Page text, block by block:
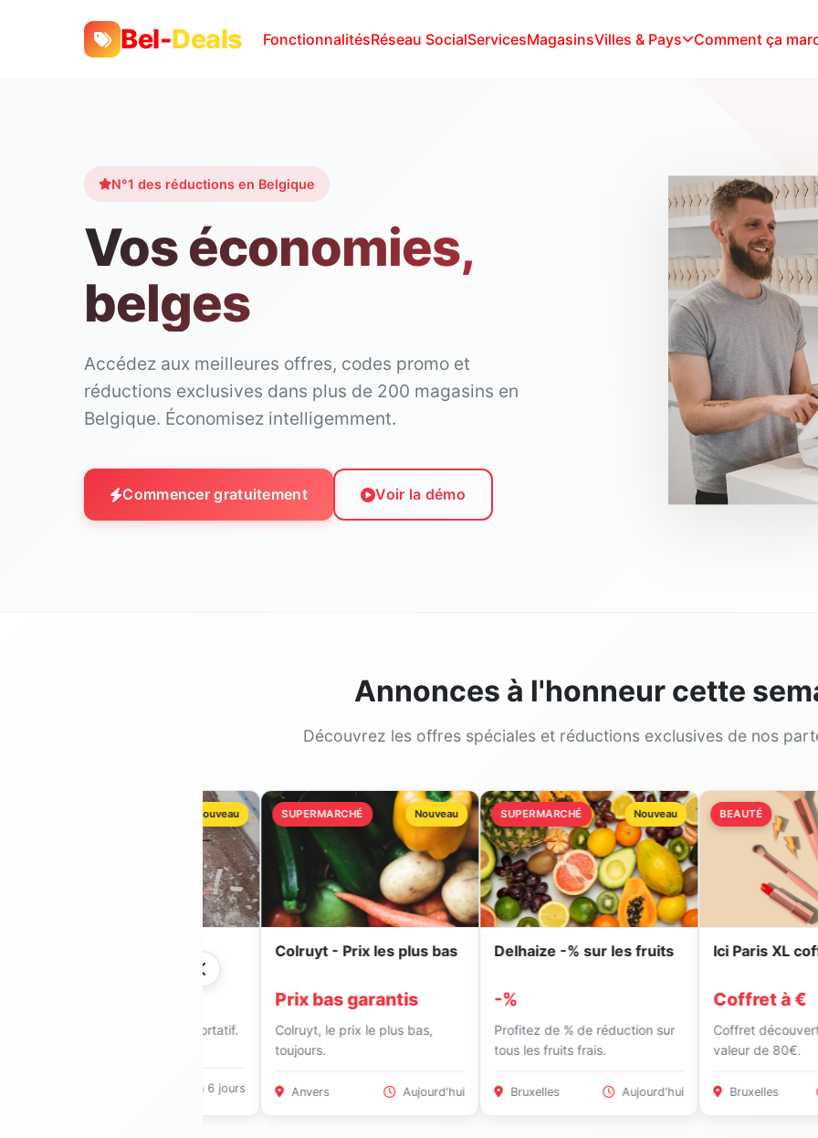
Bel-Deals FonctionnalitésRéseau SocialServicesMagasinsVilles & Pays Comment ça
N°1 des réductions en Belgique
Vos économies,
belges
Accédez aux meilleures offres, codes promo et
réductions exclusives dans plus de 200 magasins en
Belgique. Économisez intelligemment.
Commencer gratuitement Voir la démo
Annonces à l'honneur cette
Découvrez les offres spéciales et réductions exclusives de nos
SUPERMARCHÉ Nouveau
Colruyt - Prix les plus bas
Prix bas garantis
Colruyt, le prix le plus bas,
toujours.
Anvers Aujourd'hui
SUPERMARCHÉ Nouveau
Delhaize -% sur les fruits
Profitez de % de réduction sur
tous les fruits frais.
Bruxelles Aujourd'hui
BEAUTÉ
Ici Paris XL coffret
Coffret à €
Coffret découverte
valeur de 80€.
Bruxelles Il y